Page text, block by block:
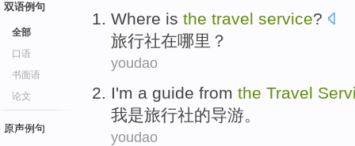
双语例句
全部
口语
书面语
论文
原声例句
Where is the travel service?
旅行社在哪里 ？
youdao
I'm a guide from the Travel
我是旅行社的导游。
youdao